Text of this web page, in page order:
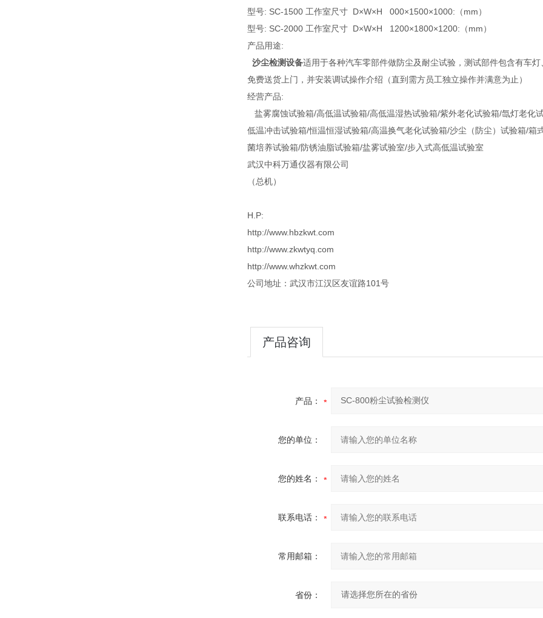
型号: SC-1500 工作室尺寸 D×W×H 000×1500×1000:（mm）
型号: SC-2000 工作室尺寸 D×W×H 1200×1800×1200:（mm）
产品用途:
沙尘检测设备适用于各种汽车零部件做防尘及耐尘试验，测试部件包含有车
免费送货上门，并安装调试操作介绍（直到需方员工独立操作并满意为止）
经营产品:
盐雾腐蚀试验箱/高低温试验箱/高低温湿热试验箱/紫外老化试验箱/氙灯老化
低温冲击试验箱/恒温恒湿试验箱/高温换气老化试验箱/沙尘（防尘）试验箱/
菌培养试验箱/防锈油脂试验箱/盐雾试验室/步入式高低温试验室
武汉中科万通仪器有限公司
（总机）
H.P:
http://www.hbzkwt.com
http://www.zkwtyq.com
http://www.whzkwt.com
公司地址：武汉市江汉区友谊路101号
产品咨询
产品：
您的单位：
您的姓名：
联系电话：
常用邮箱：
省份：